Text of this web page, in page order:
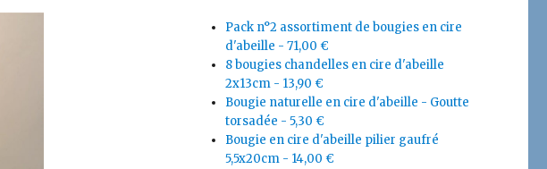
Pack n°2 assortiment de bougies en cire
d'abeille - 71,00 €
8 bougies chandelles en cire d'abeille
2x13cm - 13,90 €
Bougie naturelle en cire d'abeille - Goutte
torsadée - 5,30 €
Bougie en cire d'abeille pilier gaufré
5,5x20cm - 14,00 €